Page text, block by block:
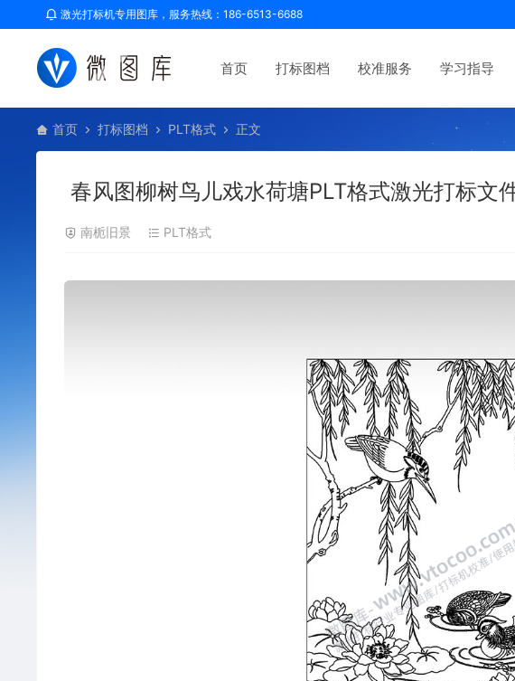
激光打标机专用图库，服务热线：186-6513-6688
首页 打标图档 校准服务 学习指导
首页 打标图档 PLT格式 正文
春风图柳树鸟儿戏水荷塘PLT格式激光打标文
南栀旧景 PLT格式